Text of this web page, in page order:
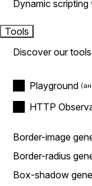
Dynamic
Tools
Discover our tools
Playground
HTTP
Border-image
Border-radius
Box-shadow